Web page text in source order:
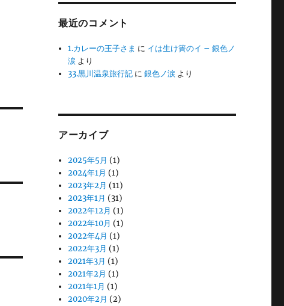
最近のコメント
1.カレーの王子さま に イは生け簀のイ – 銀色ノ
涙 より
33.黒川温泉旅行記 に銀色ノ涙 より
アーカイブ
2025年5月 (1)
2024年1月 (1)
2023年2月 (11)
2023年1月 (31)
2022年12月 (1)
2022年10月 (1)
2022年4月 (1)
2022年3月 (1)
2021年3月 (1)
2021年2月 (1)
2021年1月 (1)
2020年2月 (2)